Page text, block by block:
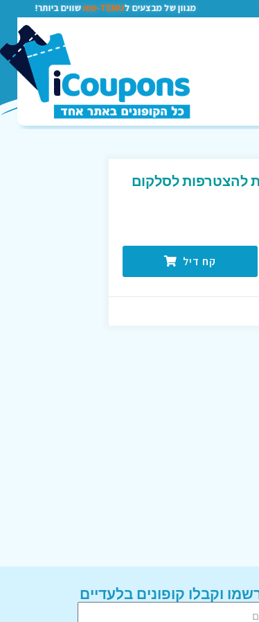
מגוון של מבצעים לTEMU-טמו שווים ביותר!
להצטרפות לסלקום
קח דיל
וקבלו קופונים בלעדיים